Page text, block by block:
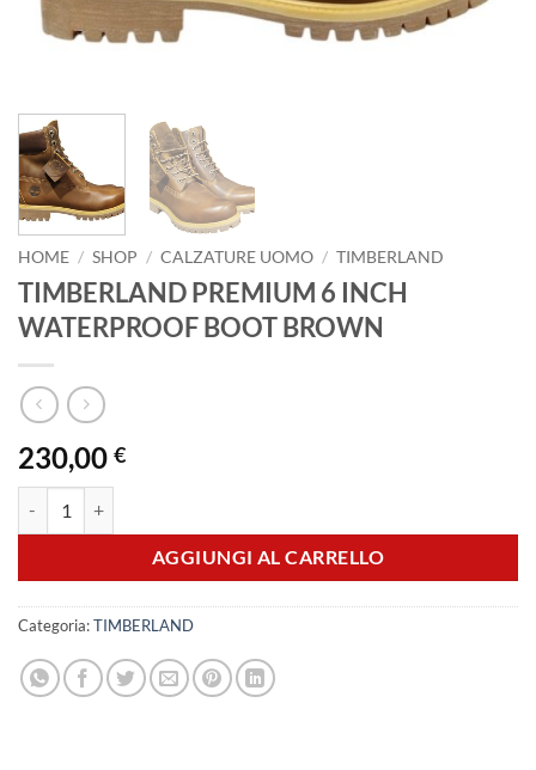
HOME / SHOP / CALZATURE UOMO / TIMBERLAND
TIMBERLAND PREMIUM 6 INCH
WATERPROOF BOOT BROWN
230,00 €
AGGIUNGI AL CARRELLO
Categoria:TIMBERLAND